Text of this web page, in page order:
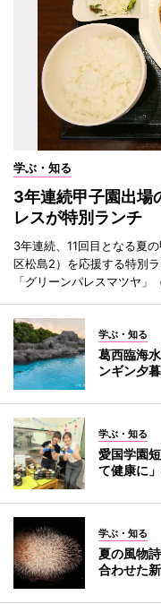
学ぶ・知る
3年連続甲子園出
レスが特別ランチ
3年連続、11回目となる夏
区松島2）を応援する特別
「グリーンパレスマツヤ」
学ぶ・知る
葛西臨海
ンギン夕
学ぶ・知る
愛国学園
て健康に
学ぶ・知る
夏の風物
合わせた